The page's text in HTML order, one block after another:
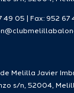
49 05 | Fax: 952 67
Melilla Javier
s/n, 52004,